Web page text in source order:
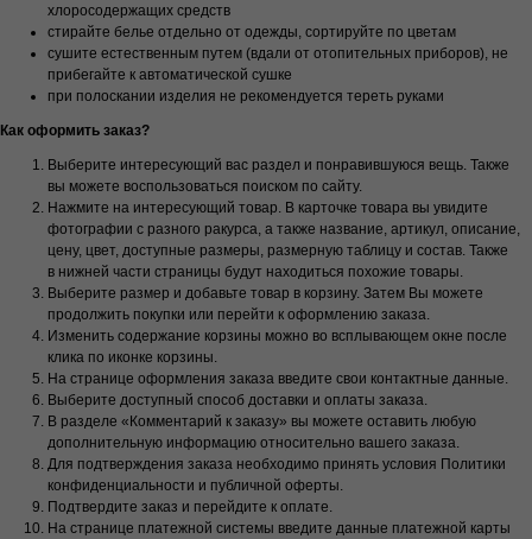
хлоросодержащих средств
стирайте белье отдельно от одежды, сортируйте по цветам
сушите естественным путем (вдали от отопительных приборов), не
прибегайте к автоматической сушке
при полоскании изделия не рекомендуется тереть руками
Как оформить заказ?
Выберите интересующий вас раздел и понравившуюся вещь. Также
вы можете воспользоваться поиском по сайту.
Нажмите на интересующий товар. В карточке товара вы увидите
фотографии с разного ракурса, а также название, артикул, описание,
цену, цвет, доступные размеры, размерную таблицу и состав. Также
в нижней части страницы будут находиться похожие товары.
Выберите размер и добавьте товар в корзину. Затем Вы можете
продолжить покупки или перейти к оформлению заказа.
Изменить содержание корзины можно во всплывающем окне после
клика по иконке корзины.
На странице оформления заказа введите свои контактные данные.
Выберите доступный способ доставки и оплаты заказа.
В разделе «Комментарий к заказу» вы можете оставить любую
дополнительную информацию относительно вашего заказа.
Для подтверждения заказа необходимо принять условия Политики
конфиденциальности и публичной оферты.
Подтвердите заказ и перейдите к оплате.
На странице платежной системы введите данные платежной карты